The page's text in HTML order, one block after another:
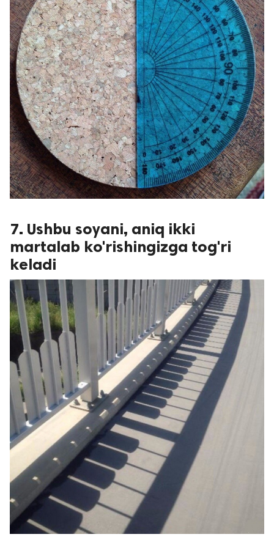
7. Ushbu soyani, aniq ikki
martalab ko'rishingizga tog'ri
keladi